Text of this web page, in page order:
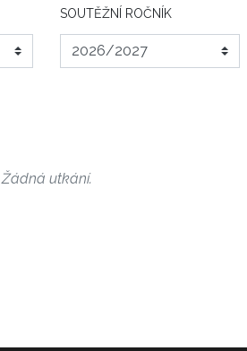
SOUTĚŽNÍ ROČNÍK
Žádná utkání.